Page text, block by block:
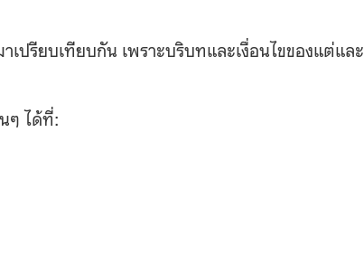
ปรียบเทียบกัน เพราะบริบทและเงื่อนไขของแต่และ
ๆ ได้ที่: